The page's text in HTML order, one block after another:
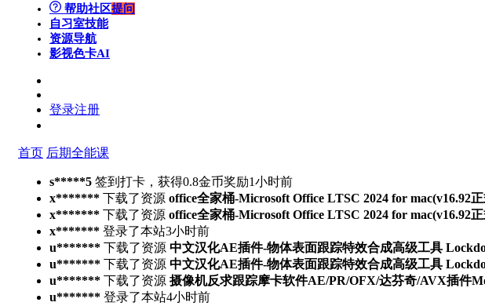
帮助社区提问
自习室技能
资源导航
影视色卡AI
登录注册
首页 后期全能课
s*****5 签到打卡，获得0.8金币奖励1小时前
x******* 下载了资源 office全家桶-Microsoft Office LTSC 2024 for mac(v16.92正
x******* 下载了资源 office全家桶-Microsoft Office LTSC 2024 for mac(v16.92正
x******* 登录了本站3小时前
u******* 下载了资源 中文汉化AE插件-物体表面跟踪特效合成高级工具
u******* 下载了资源 中文汉化AE插件-物体表面跟踪特效合成高级工具
u******* 下载了资源 摄像机反求跟踪摩卡软件AE/PR/OFX/达芬奇/AVX插件
u******* 登录了本站4小时前